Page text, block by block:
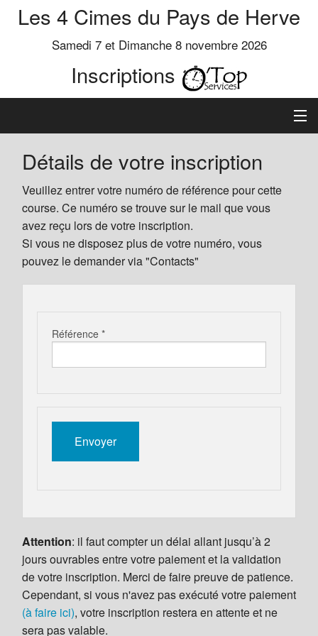
Les 4 Cimes du Pays de Herve
Samedi 7 et Dimanche 8 novembre 2026
Inscriptions
Inscription
Préinscrits
Informations
Détails de votre inscription
Veuillez entrer votre numéro de référence pour cette
course. Ce numéro se trouve sur le mail que vous
avez reçu lors de votre inscription.
Si vous ne disposez plus de votre numéro, vous
pouvez le demander via "Contacts"
Référence *
Attention: il faut compter un délai allant jusqu’à 2
jours ouvrables entre votre paiement et la validation
de votre inscription. Merci de faire preuve de patience.
Cependant, si vous n'avez pas exécuté votre paiement
(à faire ici), votre inscription restera en attente et ne
sera pas valable.